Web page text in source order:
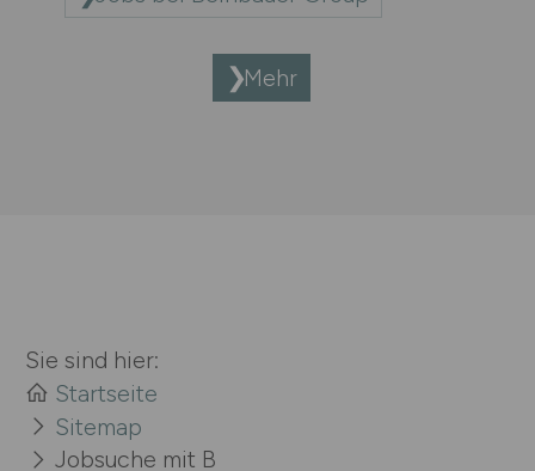
Mehr
Sie sind hier:
Startseite
Sitemap
Jobsuche mit B